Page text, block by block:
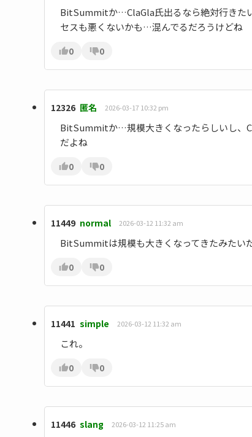
BitSummitか…ClaGla氏出るなら絶対行きた
セスも悪くないかも…混んでるだろうけどね
0 0
12326 匿名 2026-03-17 10:32 pm
BitSummitか…規模大きくなったらしいし、
だよね
0 0
11449 normal 2026-03-12 11:32 am
BitSummitは規模も大きくなってきたみたい
0 0
11441 simple 2026-03-12 11:32 am
これ。
0 0
11446 slang 2026-03-12 11:25 am